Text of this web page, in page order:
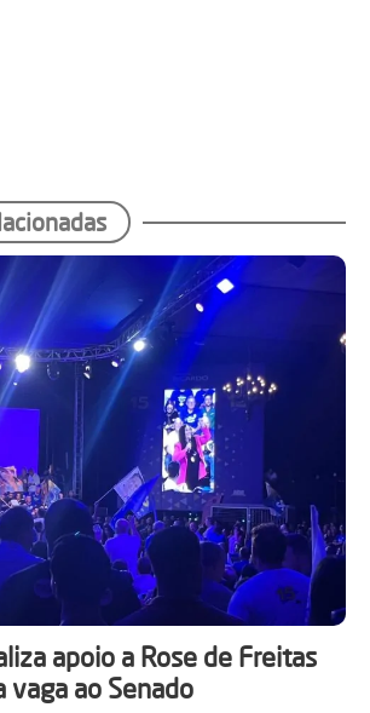
apoio a Rose de Freitas
vaga ao Senado